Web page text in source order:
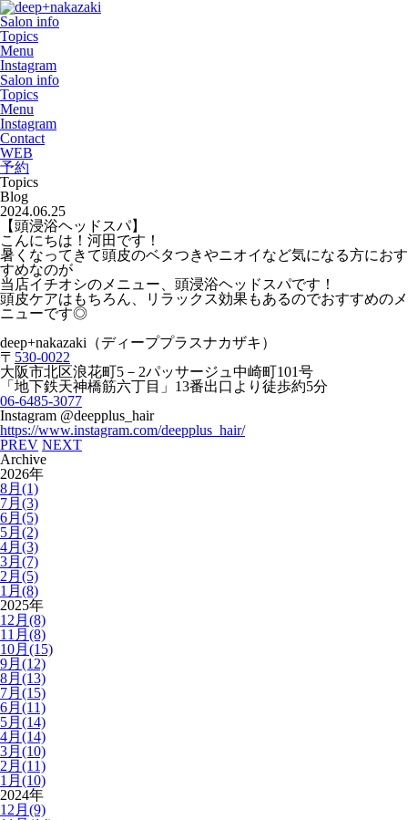
Salon info
Topics
Menu
Instagram
Salon info
Topics
Menu
Instagram
Contact
WEB
予約
Topics
Blog
2024.06.25
【頭浸浴ヘッドスパ】
こんにちは！河田です！
暑くなってきて頭皮のベタつきやニオイなど気になる方におす
すめなのが
当店イチオシのメニュー、頭浸浴ヘッドスパです！
頭皮ケアはもちろん、リラックス効果もあるのでおすすめのメ
ニューです◎
deep+nakazaki （ディーププラスナカザキ）
〒 530-0022
大阪市北区浪花町5 － 2パッサージュ中崎町101号
「地下鉄天神橋筋六丁目」 13番出口より徒歩約5分
06-6485-3077
Instagram @deepplus_hair
https://www.instagram.com/deepplus_hair/
PREV NEXT
Archive
2026年
8月(1)
7月(3)
6月(5)
5月(2)
4月(3)
3月(7)
2月(5)
1月(8)
2025年
12月(8)
11月(8)
10月(15)
9月(12)
8月(13)
7月(15)
6月(11)
5月(14)
4月(14)
3月(10)
2月(11)
1月(10)
2024年
12月(9)